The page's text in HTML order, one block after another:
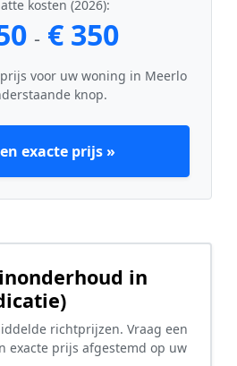
kosten (2026):
- € 350
voor uw woning in Meerlo
knop.
exacte prijs »
in
richtprijzen. Vraag een
exacte prijs afgestemd op uw